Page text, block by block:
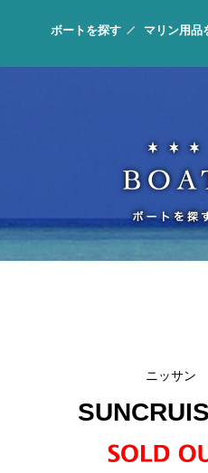
ボートを探す マリン用品
ニッサン